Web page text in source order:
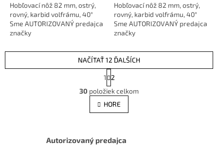
Hobľovací nôž 82 mm, ostrý,
rovný, karbid volfrámu, 40°
Sme AUTORIZOVANÝ predajca
značky
Hobľovací nôž 82 mm, ostrý,
rovný, karbid volfrámu, 40°
Sme AUTORIZOVANÝ predajca
značky
O
v
l
á
c
NAČÍTAŤ 12 ĎALŠÍCH
S
t
r
á
n
k
a
n
1
2
30 položiek celkom
HORE
Autorizovaný predajca